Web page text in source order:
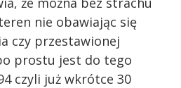
nie obawiając się
czy przestawionej
prostu jest do tego
czyli już wkrótce 30